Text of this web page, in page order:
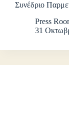
Συνέδριο
Press
31